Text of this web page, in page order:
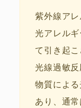
紫外線ア
光アレル
て引き起
光線過敏
物質によ
あり、通